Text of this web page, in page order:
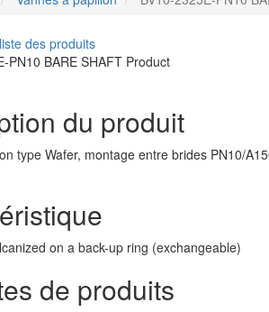
des produits
du produit
type Wafer, montage entre brides PN10/
on a back-up ring (exchangeable)
de produits